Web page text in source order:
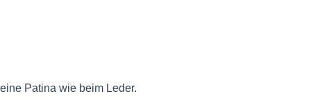
Patina wie beim Leder.